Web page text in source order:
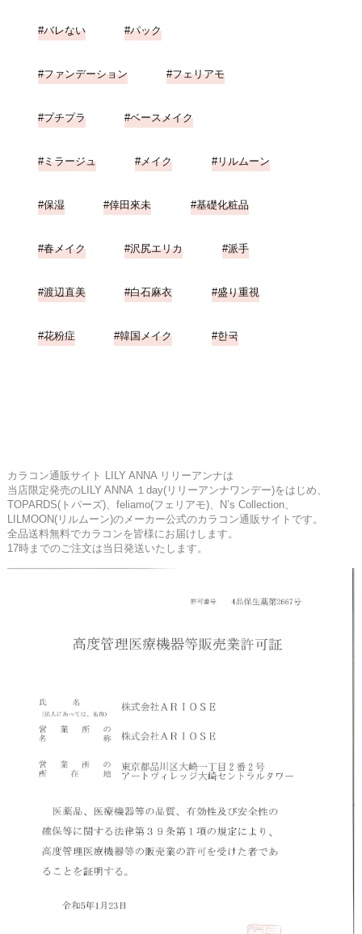
バレない パック
ファンデーション フェリアモ
プチプラ ベースメイク
ミラージュ メイク リルムーン
保湿 倖田來未 基礎化粧品
春メイク 沢尻エリカ 派手
渡辺直美 白石麻衣 盛り重視
花粉症 韓国メイク 한국
カラコン通販サイト LILY ANNA リリーアンナは
当店限定発売のLILY ANNA １day(リリーアンナワンデー)をはじめ、
TOPARDS(トパーズ)、feliamo(フェリアモ)、N’s Collection、
LILMOON(リルムーン)のメーカー公式のカラコン通販サイトです。
全品送料無料でカラコンを皆様にお届けします。
17時までのご注文は当日発送いたします。